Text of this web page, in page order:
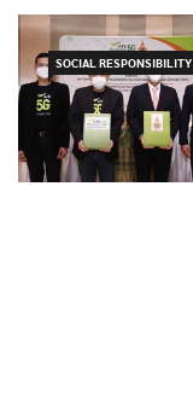
SOCIAL RESPONSIBILITY